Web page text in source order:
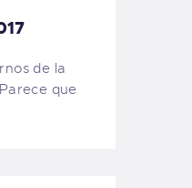
de la
que